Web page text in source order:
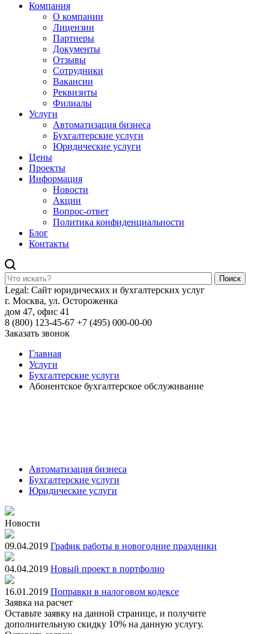
Компания
О компании
Лицензии
Партнеры
Документы
Отзывы
Сотрудники
Вакансии
Реквизиты
Филиалы
Услуги
Автоматизация бизнеса
Бухгалтерские услуги
Юридические услуги
Цены
Проекты
Информация
Новости
Акции
Вопрос-ответ
Политика конфиденциальности
Блог
Контакты
Поиск
Legal: Сайт юридических и бухгалтерских услуг
г. Москва, ул. Остороженка
дом 47, офис 41
8 (800) 123-45-67 +7 (495) 000-00-00
Заказать звонок
Главная
Услуги
Бухгалтерские услуги
Абонентское бухгалтерское обслуживание
Автоматизация бизнеса
Бухгалтерские услуги
Юридические услуги
Новости
09.04.2019 График работы в новогодние праздники
04.04.2019 Новый проект в портфолио
16.01.2019 Поправки в налоговом кодексе
Заявка на расчет
Оставьте заявку на данной странице, и получите
дополнительную скидку 10% на данную услугу.